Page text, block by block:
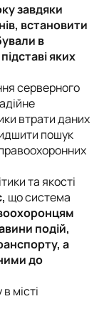
завдяки
встановити
в
яких
серверного
втрати даних
пошук
та якості
що система
подій,
а
до
місті